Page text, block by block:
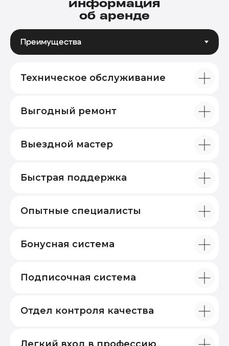
об аренде
Техническое обслуживание
Выгодный ремонт
Выездной мастер
Быстрая поддержка
Опытные специалисты
Бонусная система
Подписочная система
Отдел контроля качества